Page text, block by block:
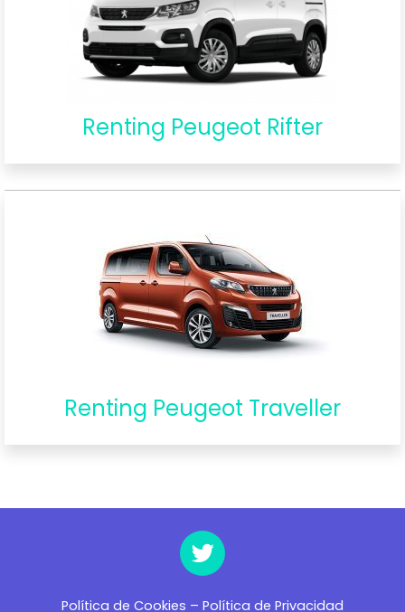
Renting Peugeot Rifter
Renting Peugeot Traveller
Política de Cookies – Política de Privacidad